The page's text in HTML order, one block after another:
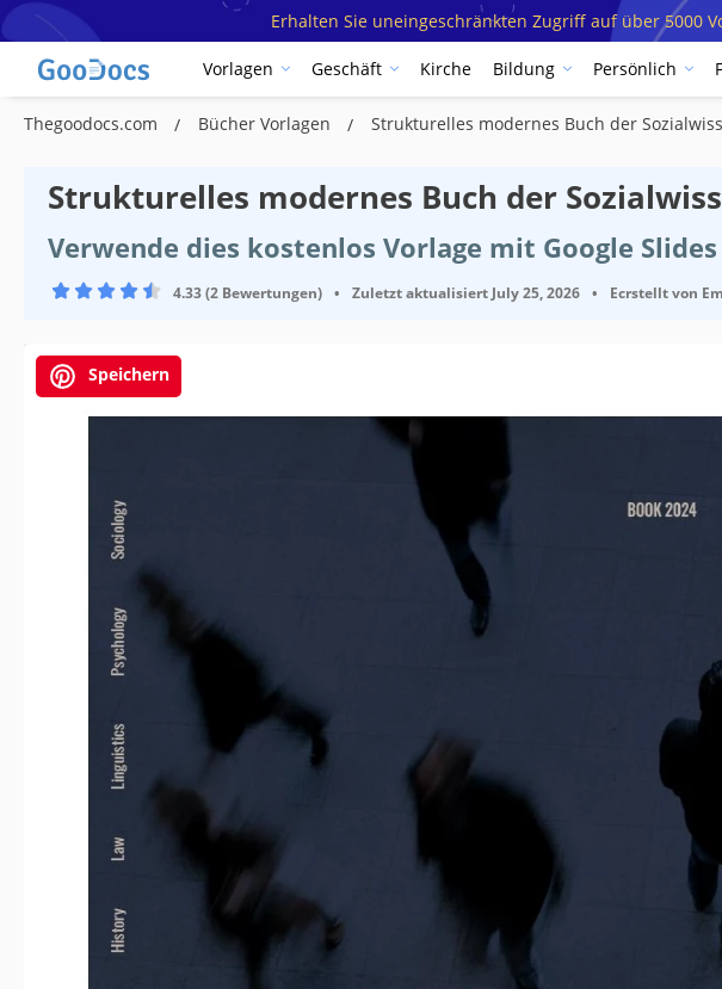
Erhalten Sie uneingeschränkten Zugriff auf über 5000
Vorlagen Geschäft Kirche Bildung Persönlich
Thegoodocs.com Bücher Vorlagen Strukturelles modernes Buch der
Strukturelles modernes Buch der
Verwende dies kostenlos Vorlage mit Google
4.33 (2 Bewertungen) • Zuletzt aktualisiert July 25, 2026 • Ecrstellt von
Speichern